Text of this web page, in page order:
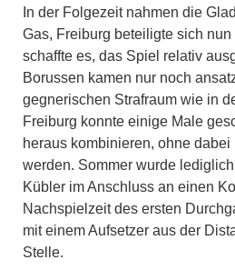
In der Folgezeit nahmen die
Gas, Freiburg beteiligte sich
schaffte es, das Spiel relativ
Borussen kamen nur noch
gegnerischen Strafraum wie in
Freiburg konnte einige Male
heraus kombinieren, ohne
werden. Sommer wurde
Kübler im Anschluss an einen
Nachspielzeit des ersten
mit einem Aufsetzer aus der
Stelle.